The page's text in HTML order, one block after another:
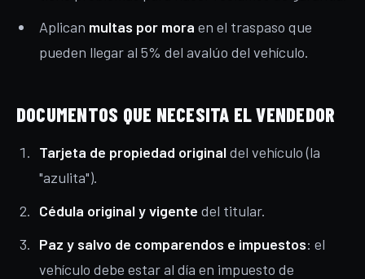
Aplican multas por mora en el traspaso que
pueden llegar al 5% del avalúo del vehículo.
DOCUMENTOS QUE NECESITA EL VENDEDOR
Tarjeta de propiedad originaldel vehículo (la
"azulita").
Cédula original y vigente del titular.
Paz y salvo de comparendos e impuestos: el
vehículo debe estar al día en impuesto de